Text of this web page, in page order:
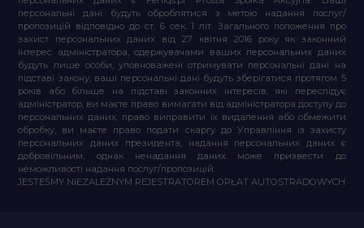
персональні дані будуть оброблятися з метою надання послуг/
пропозицій відповідно до ст. 6 сек. 1 літ. Загального положення про
захист персональних даних від 27 квітня 2016 року як законний
інтерес адміністратора, одержувачами ваших персональних даних
будуть лише особи, уповноважені отримувати персональні дані на
підставі закону, ваші персональні дані будуть зберігатися протягом 5
років або більше на підставі законних інтересів, які переслідує
адміністратор, ви маєте право вимагати від адміністратора доступу до
персональних даних, право виправити їх видалення або обмежити
обробку, ви маєте право подати скаргу до Управління із захисту
персональних даних президента, надання персональних даних є
добровільним, однак ненадання даних може призвести до
неможливості надання послуг/пропозицій.
JESTEŚMY NIEZALEŻNYM REJESTRATOREM OPŁAT AUTOSTRADOWYCH